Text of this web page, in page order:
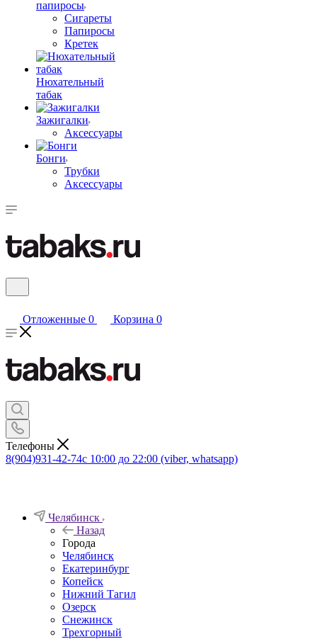
папиросы
Сигареты
Папиросы
Кретек
Нюхательный
табак
Зажигалки
Аксессуары
Бонги
Трубки
Аксессуары
Отложенные 0 Корзина 0
Телефоны
8(904)931-42-74с 10:00 до 22:00 (viber, whatsapp)
Челябинск
Назад
Города
Челябинск
Екатеринбург
Копейск
Нижний Тагил
Озерск
Снежинск
Трехгорный